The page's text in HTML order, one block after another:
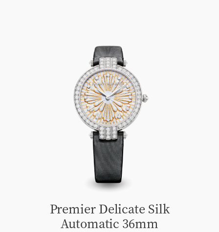
Premier Delicate Silk
Automatic 36mm